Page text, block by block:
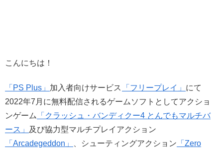
こんにちは！
「PS Plus」 加入者向けサービス 「フリープレイ」 にて
2022年7月に無料配信されるゲームソフトとしてアクショ
ンゲーム
「クラッシュ・バンディクー4 とんでもマルチバ
ース」
及び協力型マルチプレイアクション
「Arcadegeddon」
、シューティングアクション 「Zero